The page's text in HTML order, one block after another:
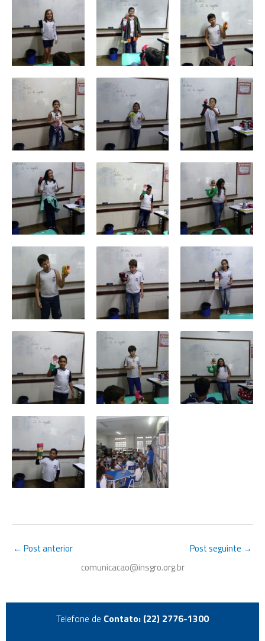
← Post anterior Post seguinte →
comunicacao@insgro.org.br
Telefone de Contato: (22) 2776-1300